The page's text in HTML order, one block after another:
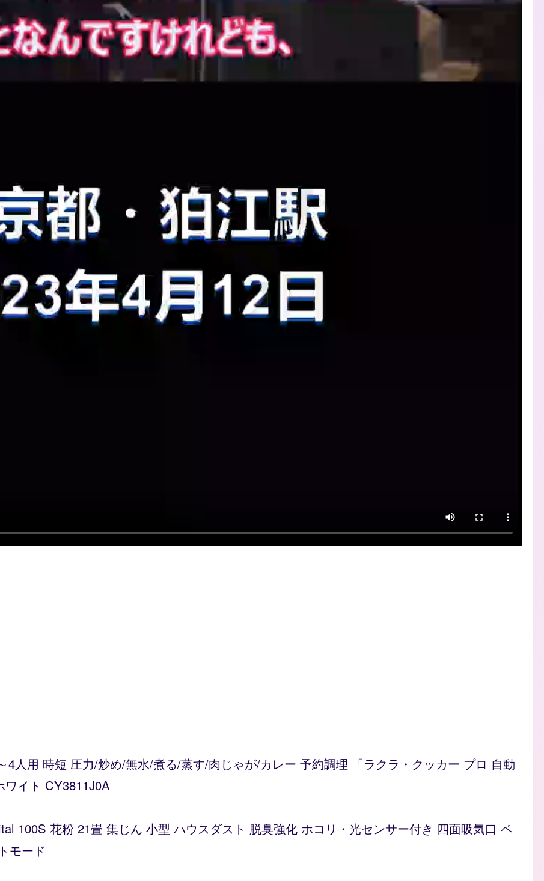
人用 時短 圧力/炒め/無水/煮る/蒸す/肉じゃが/カレー 予約調理 「ラクラ・クッカー プロ 自動
イト CY3811J0A
100S 花粉 21畳 集じん 小型 ハウスダスト 脱臭強化 ホコリ・光センサー付き 四面吸気口 ペ
モード